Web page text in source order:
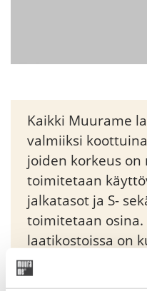
Kaikki Muurame
valmiiksi
joiden korkeus on
toimitetaan
jalkatasot ja S-
toimitetaan osina.
laatikostoissa on
vetomekanismilla
vaimennuksella